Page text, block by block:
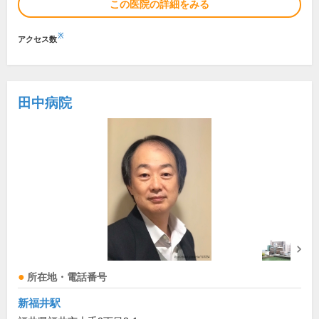
この医院の詳細をみる
アクセス数※
田中病院
所在地・電話番号
新福井駅